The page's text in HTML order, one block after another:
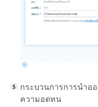
กระบวนการการนำอ
ความอดทน